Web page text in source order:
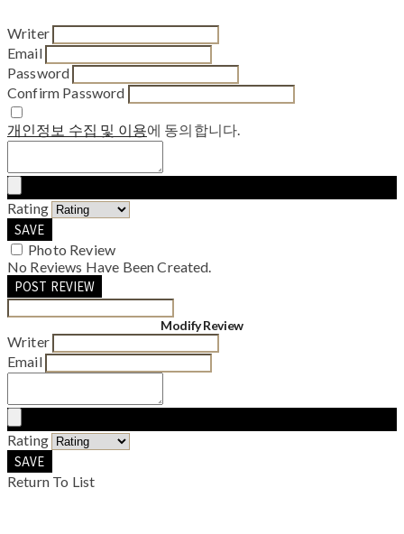
Writer
Email
Password
Confirm Password
개인정보 수집 및 이용에 동의합니다.
Rating
SAVE
Photo Review
No Reviews Have Been Created.
POST REVIEW
Modify Review
Writer
Email
Rating
SAVE
Return To List